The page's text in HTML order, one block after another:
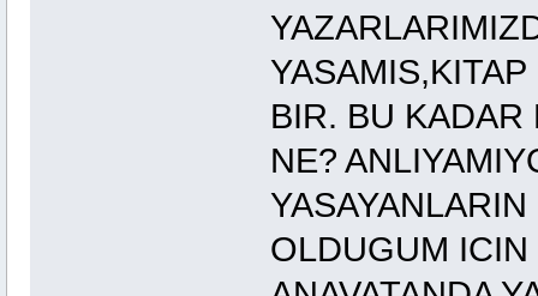
BIR. BU
NE?
OLDUGUM